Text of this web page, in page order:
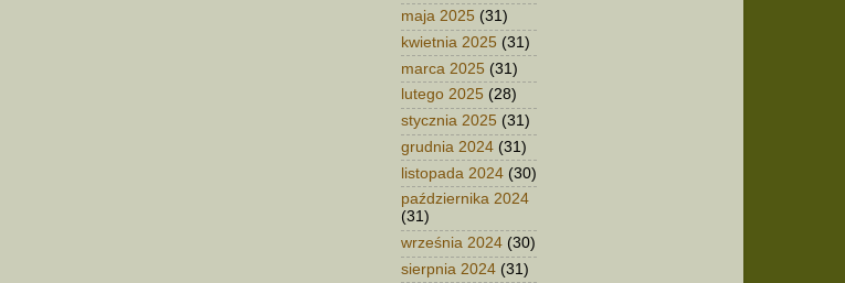
maja 2025 (31)
kwietnia 2025 (31)
marca 2025 (31)
lutego 2025 (28)
stycznia 2025 (31)
grudnia 2024 (31)
listopada 2024 (30)
października 2024
(31)
września 2024 (30)
sierpnia 2024 (31)